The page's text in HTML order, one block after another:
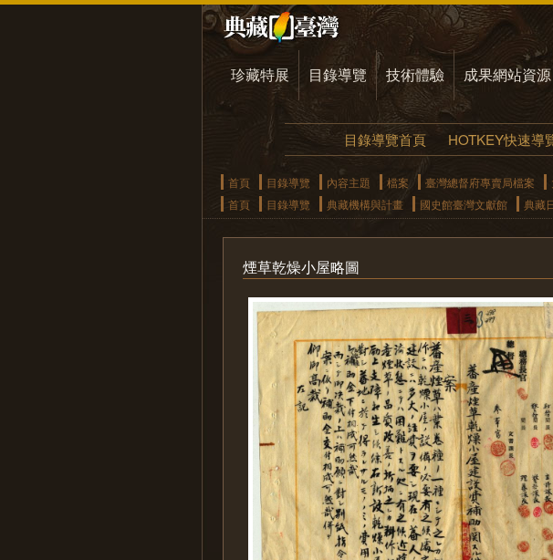
珍藏特展 目錄導覽 技術體驗 成果網站資源
目錄導覽首頁 HOTKEY快速導
首頁 目錄導覽 內容主題 檔案 臺灣總督府專賣局檔案
首頁
目錄導覽 典藏機構與計畫 國史館臺灣文獻館 典藏
煙草乾燥小屋略圖